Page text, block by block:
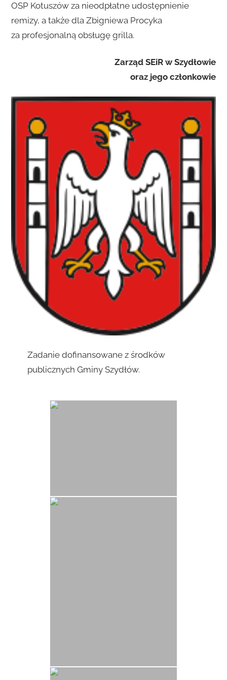
OSP Kotuszów za nieodpłatne udostępnienie
remizy, a także dla Zbigniewa Procyka
za profesjonalną obsługę grilla.
Zarząd SEiR w Szydłowie
oraz jego członkowie
Zadanie dofinansowane z środków
publicznych Gminy Szydłów.